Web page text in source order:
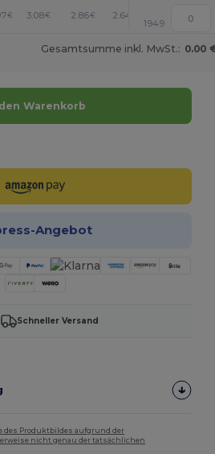
€ 3.08€ 2.86€ 2.64 +
1949
Gesamtsumme inkl. MwSt.: 0.00
Warenkorb
Angebot
Schneller Versand
des Produktbildes aufgrund der
nicht genau der tatsächlichen